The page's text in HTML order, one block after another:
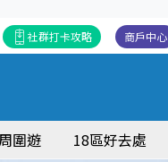
商戶中心
社群打卡攻略
圍遊 18區好去處